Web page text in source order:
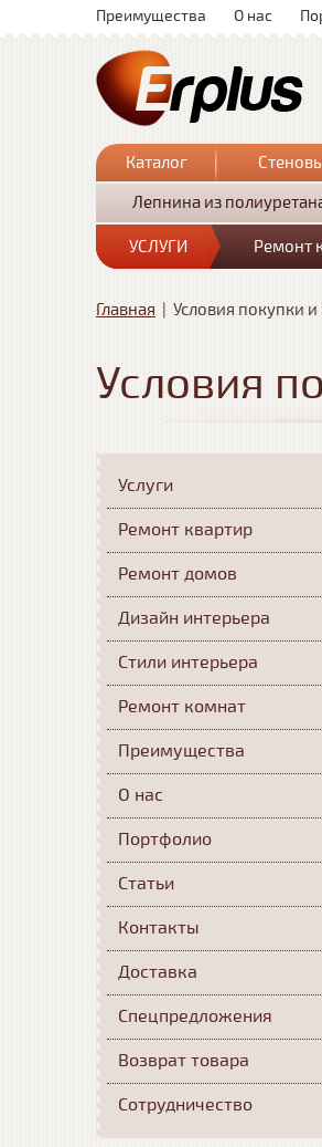
Преимущества О нас
Каталог
Лепнина из
УСЛУГИ Ремонт
Главная | Условия покупки и
Условия
Услуги
Ремонт квартир
Ремонт домов
Дизайн интерьера
Стили интерьера
Ремонт комнат
Преимущества
О нас
Портфолио
Статьи
Контакты
Доставка
Спецпредложения
Возврат товара
Сотрудничество